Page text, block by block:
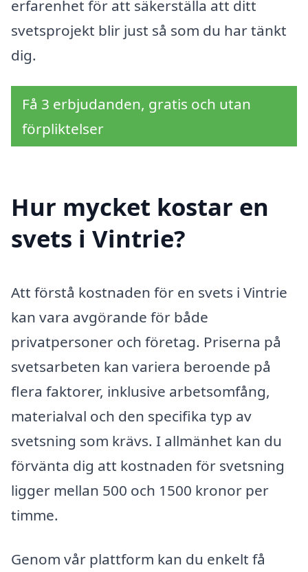
erfarenhet för att säkerställa att ditt
svetsprojekt blir just så som du har tänkt
dig.
Få 3 erbjudanden, gratis och utan
förpliktelser
Hur mycket kostar en
svets i Vintrie?
Att förstå kostnaden för en svets i Vintrie
kan vara avgörande för både
privatpersoner och företag. Priserna på
svetsarbeten kan variera beroende på
flera faktorer, inklusive arbetsomfång,
materialval och den specifika typ av
svetsning som krävs. I allmänhet kan du
förvänta dig att kostnaden för svetsning
ligger mellan 500 och 1500 kronor per
timme.
Genom vår plattform kan du enkelt få